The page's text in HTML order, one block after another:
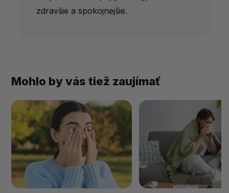
zdravšie a spokojnejšie.
Mohlo by vás tiež zaujímať